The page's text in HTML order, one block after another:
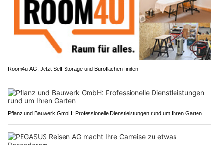
Room4u AG: Jetzt Self-Storage und Büroflächen finden
Pflanz und Bauwerk GmbH: Professionelle Dienstleistungen rund um Ihren Garten